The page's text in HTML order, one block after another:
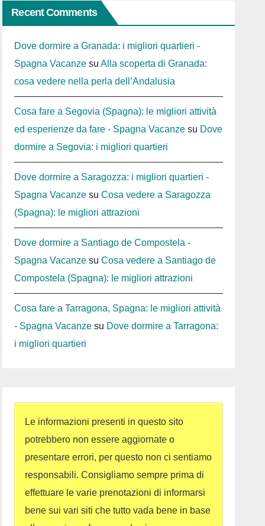
Recent Comments
Dove dormire a Granada: i migliori quartieri -
Spagna Vacanze suAlla scoperta di Granada:
cosa vedere nella perla dell’Andalusia
Cosa fare a Segovia (Spagna): le migliori attività
ed esperienze da fare - Spagna Vacanze su Dove
dormire a Segovia: i migliori quartieri
Dove dormire a Saragozza: i migliori quartieri -
Spagna Vacanze suCosa vedere a Saragozza
(Spagna): le migliori attrazioni
Dove dormire a Santiago de Compostela -
Spagna Vacanze suCosa vedere a Santiago de
Compostela (Spagna): le migliori attrazioni
Cosa fare a Tarragona, Spagna: le migliori attività
- Spagna Vacanze su Dove dormire a Tarragona:
i migliori quartieri
Le informazioni presenti in questo sito
potrebbero non essere aggiornate o
presentare errori, per questo non ci sentiamo
responsabili. Consigliamo sempre prima di
effettuare le varie prenotazioni di informarsi
bene sui vari siti che tutto vada bene in base